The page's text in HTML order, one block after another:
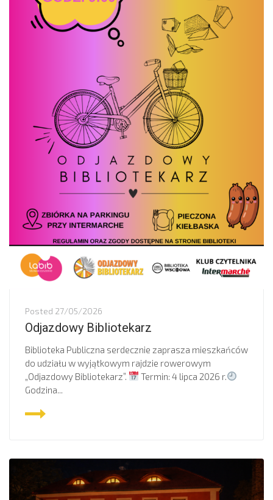
Posted 27/05/2026
Odjazdowy Bibliotekarz
Biblioteka Publiczna serdecznie zaprasza mieszkańców
do udziału w wyjątkowym rajdzie rowerowym
„Odjazdowy Bibliotekarz”.
Termin: 4 lipca 2026 r.
Godzina...